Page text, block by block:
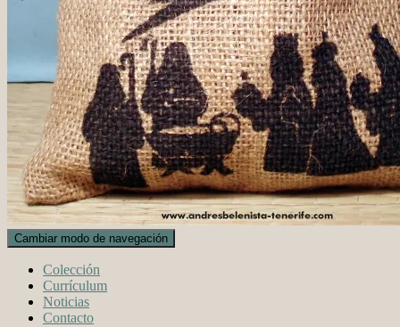
Cambiar modo de navegación
Colección
Currículum
Noticias
Contacto